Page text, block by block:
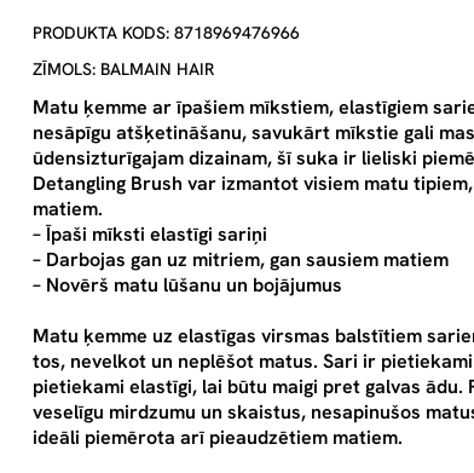
PRODUKTA KODS: 8718969476966
ZĪMOLS: BALMAIN HAIR
Matu ķemme ar īpašiem mīkstiem, elastīgiem
nesāpīgu atšķetināšanu, savukārt mīkstie gali
ūdensizturīgajam dizainam, šī suka ir lieliski
Detangling Brush var izmantot visiem matu
matiem.
– Īpaši mīksti elastīgi sariņi
– Darbojas gan uz mitriem, gan sausiem matiem
– Novērš matu lūšanu un bojājumus
Matu ķemme uz elastīgas virsmas balstītiem
tos, nevelkot un neplēšot matus. Sari ir
pietiekami elastīgi, lai būtu maigi pret galvas
veselīgu mirdzumu un skaistus, nesapinušos
ideāli piemērota arī pieaudzētiem matiem.